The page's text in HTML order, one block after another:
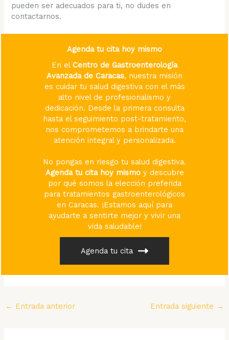
pueden ser adecuados para ti, no dudes en
contactarnos.
Agenda tu cita hoy mismo
En el Centro de Gastroenterología
Avanzada de Caracas, nuestra misión
es cuidar tu salud digestiva con el más
alto nivel de profesionalismo y
dedicación. Desde la primera consulta
hasta el seguimiento post-tratamiento,
nos comprometemos a brindarte una
atención integral y personalizada.
No pongas en riesgo tu salud digestiva.
Agenda tu cita hoy mismoy descubre
por qué somos la elección preferida
para tratamientos gastroenterológicos
en Caracas. ¡Estamos aquí para
ayudarte a sentirte mejor y vivir una
vida saludable!
Agenda tu cita
← Entrada anterior Entrada siguiente →